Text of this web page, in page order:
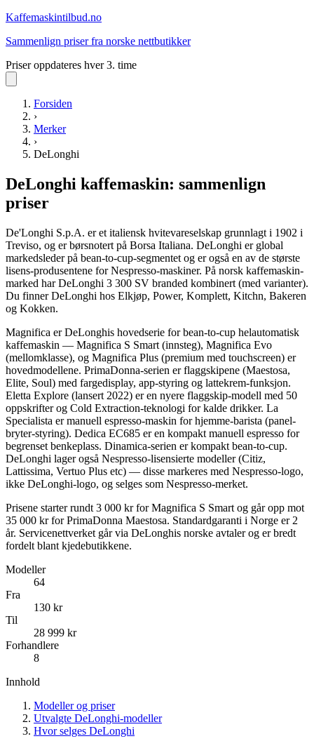
Kaffemaskintilbud.no
Sammenlign priser fra norske nettbutikker
Priser oppdateres hver 3. time
Forsiden
›
Merker
›
DeLonghi
DeLonghi kaffemaskin: sammenlign
priser
De'Longhi S.p.A. er et italiensk hvitevareselskap grunnlagt i 1902 i
Treviso, og er børsnotert på Borsa Italiana. DeLonghi er global
markedsleder på bean-to-cup-segmentet og er også en av de største
lisens-produsentene for Nespresso-maskiner. På norsk kaffemaskin-
marked har DeLonghi 3 300 SV branded kombinert (med varianter).
Du finner DeLonghi hos Elkjøp, Power, Komplett, Kitchn, Bakeren
og Kokken.
Magnifica er DeLonghis hovedserie for bean-to-cup helautomatisk
kaffemaskin — Magnifica S Smart (innsteg), Magnifica Evo
(mellomklasse), og Magnifica Plus (premium med touchscreen) er
hovedmodellene. PrimaDonna-serien er flaggskipene (Maestosa,
Elite, Soul) med fargedisplay, app-styring og lattekrem-funksjon.
Eletta Explore (lansert 2022) er en nyere flaggskip-modell med 50
oppskrifter og Cold Extraction-teknologi for kalde drikker. La
Specialista er manuell espresso-maskin for hjemme-barista (panel-
bryter-styring). Dedica EC685 er en kompakt manuell espresso for
begrenset benkeplass. Dinamica-serien er kompakt bean-to-cup.
DeLonghi lager også Nespresso-lisensierte modeller (Citiz,
Lattissima, Vertuo Plus etc) — disse markeres med Nespresso-logo,
ikke DeLonghi-logo, og selges som Nespresso-merket.
Prisene starter rundt 3 000 kr for Magnifica S Smart og går opp mot
35 000 kr for PrimaDonna Maestosa. Standardgaranti i Norge er 2
år. Servicenettverket går via DeLonghis norske avtaler og er bredt
fordelt blant kjedebutikkene.
Modeller
64
Fra
130 kr
Til
28 999 kr
Forhandlere
8
Innhold
Modeller og priser
Utvalgte DeLonghi-modeller
Hvor selges DeLonghi